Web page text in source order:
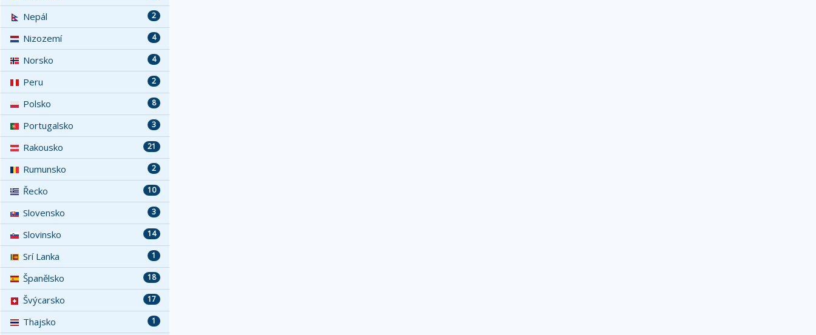
2
Nepál
4
Nizozemí
4
Norsko
2
Peru
8
Polsko
3
Portugalsko
21
Rakousko
2
Rumunsko
10
Řecko
3
Slovensko
14
Slovinsko
1
Srí Lanka
18
Španělsko
17
Švýcarsko
1
Thajsko